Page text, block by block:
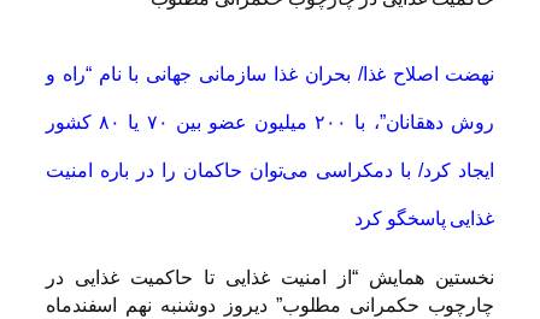
نهضت اصلاح غذا/ بحران غذا سازمانی جهانی با نام “راه و
روش دهقانان”، با ۲۰۰ میلیون عضو بین ۷۰ یا ۸۰ کشور
ایجاد کرد/ با دمکراسی می‌توان حاکمان را در باره امنیت
غذایی پاسخگو کرد
نخستین همایش “از امنیت غذایی تا حاکمیت غذایی در
چارچوب حکمرانی مطلوب” دیروز دوشنبه نهم اسفندماه